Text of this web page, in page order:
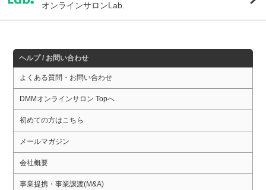
オンラインサロンLab.
ヘルプ / お問い合わせ
よくある質問・お問い合わせ
DMMオンラインサロン Topへ
初めての方はこちら
メールマガジン
会社概要
事業提携・事業譲渡(M&A)